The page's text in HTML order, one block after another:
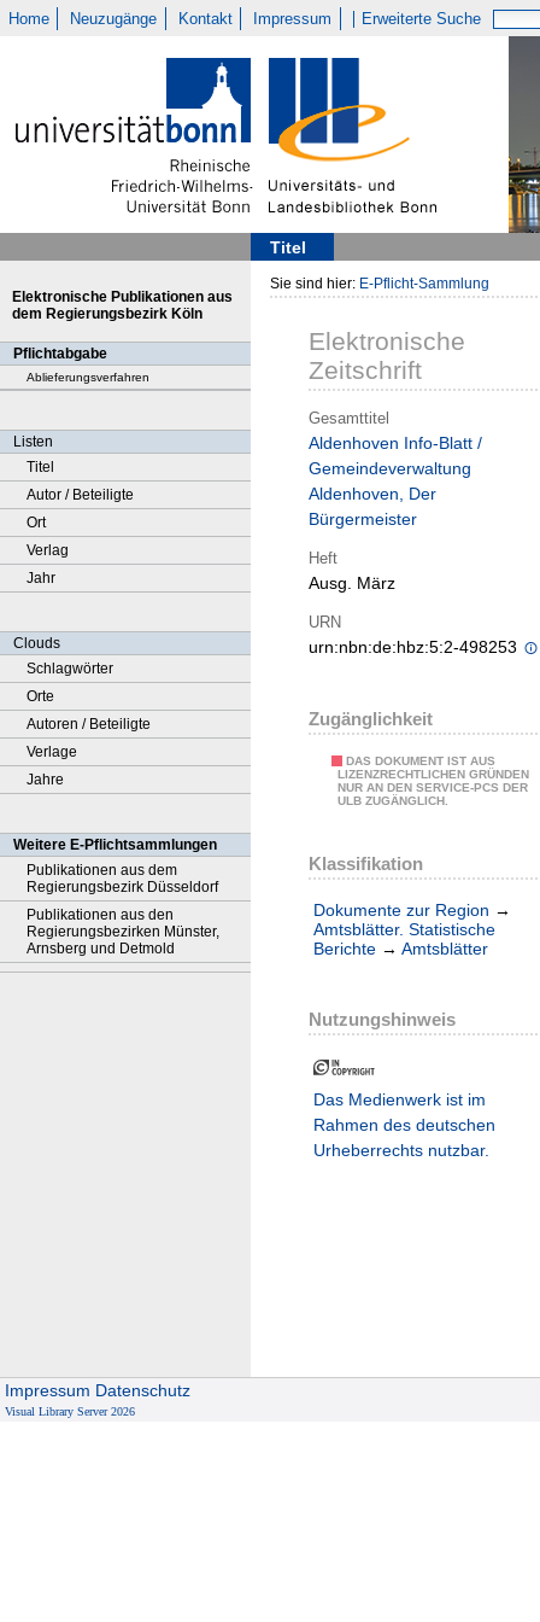
Home Neuzugänge Kontakt Impressum Erweiterte Suche
Titel
Elektronische Publikationen aus
dem Regierungsbezirk Köln
Pflichtabgabe
Ablieferungsverfahren
Listen
Titel
Autor / Beteiligte
Ort
Verlag
Jahr
Clouds
Schlagwörter
Orte
Autoren / Beteiligte
Verlage
Jahre
Weitere E-Pflichtsammlungen
Publikationen aus dem
Regierungsbezirk Düsseldorf
Publikationen aus den
Regierungsbezirken Münster,
Arnsberg und Detmold
Sie sind hier: E-Pflicht-Sammlung
Elektronische
Zeitschrift
Gesamttitel
Aldenhoven Info-Blatt /
Gemeindeverwaltung
Aldenhoven, Der
Bürgermeister
Heft
Ausg. März
URN
urn:nbn:de:hbz:5:2-498253
Zugänglichkeit
DAS DOKUMENT IST AUS
LIZENZRECHTLICHEN GRÜNDEN
NUR AN DEN SERVICE-PCS DER
ULB ZUGÄNGLICH.
Klassifikation
Dokumente zur Region →
Amtsblätter. Statistische
Berichte → Amtsblätter
Nutzungshinweis
Das Medienwerk ist im
Rahmen des deutschen
Urheberrechts nutzbar.
Impressum Datenschutz
Visual Library Server 2026